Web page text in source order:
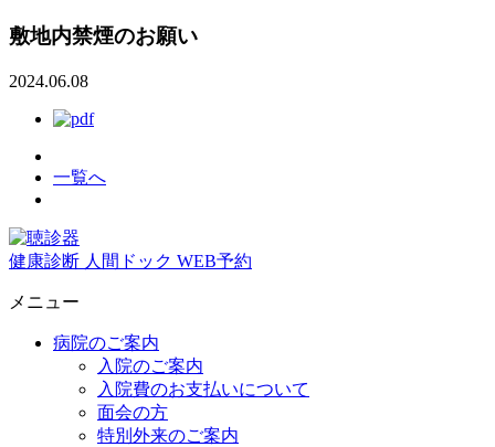
敷地内禁煙のお願い
2024.06.08
一覧へ
健康診断 人間ドック WEB予約
メニュー
病院のご案内
入院のご案内
入院費のお支払いについて
面会の方
特別外来のご案内